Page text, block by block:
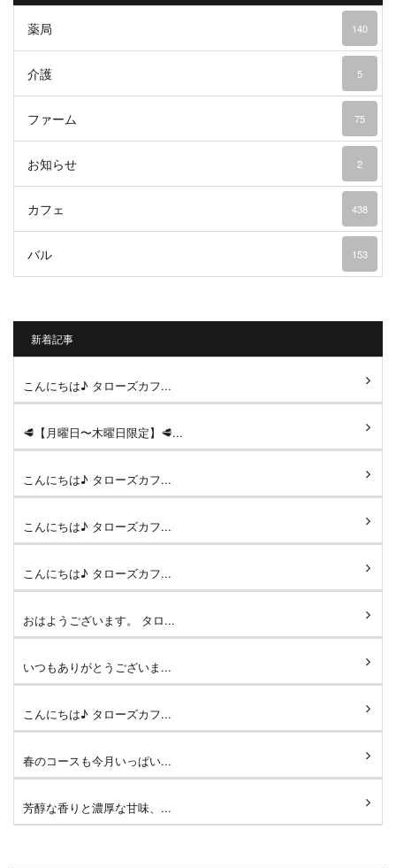
薬局 140
介護 5
ファーム 75
お知らせ 2
カフェ 438
バル 153
新着記事
こんにちは♪ タローズカフ...
🥩【月曜日〜木曜日限定】🥩...
こんにちは♪ タローズカフ...
こんにちは♪ タローズカフ...
こんにちは♪ タローズカフ...
おはようございます。 タロ...
いつもありがとうございま...
こんにちは♪ タローズカフ...
春のコースも今月いっぱい...
芳醇な香りと濃厚な甘味、...